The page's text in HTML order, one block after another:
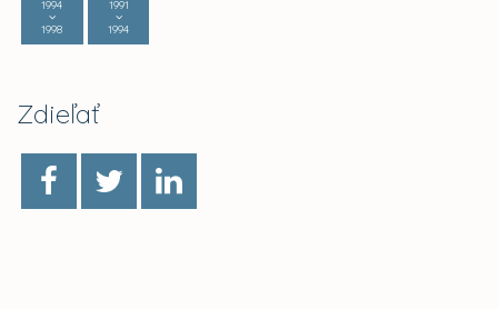
1994
1998
1991
1994
Zdieľať